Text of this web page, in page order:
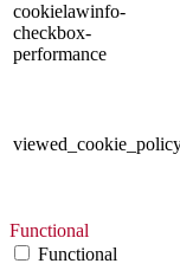
cookielawinfo-
checkbox-
performance
Functional
Functional